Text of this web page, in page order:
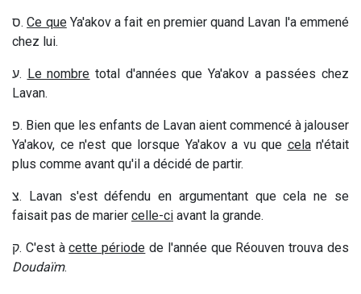
ס.Ce queYa'akov a fait en premier quand Lavan l'a emmené
chez lui.
ע. Le nombre total d'années que Ya'akov a passées chez
Lavan.
פ. Bien que les enfants de Lavan aient commencé à jalouser
Ya'akov, ce n'est que lorsque Ya'akov a vu que celan'était
plus comme avant qu'il a décidé de partir.
צ. Lavan s'est défendu en argumentant que cela ne se
faisait pas de marier celle-ci avant la grande.
ק. C'est àcette période de l'année que Réouven trouva des
Doudaïm.